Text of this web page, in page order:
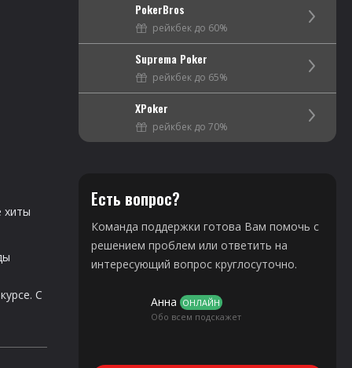
хиты
С
PokerBros
рейкбек до 60%
Suprema Poker
рейкбек до 65%
XPoker
рейкбек до 70%
Есть вопрос?
Команда поддержки готова Вам помочь с
решением проблем или ответить на
интересующий вопрос круглосуточно.
Анна ОНЛАЙН
Обо всем подскажет